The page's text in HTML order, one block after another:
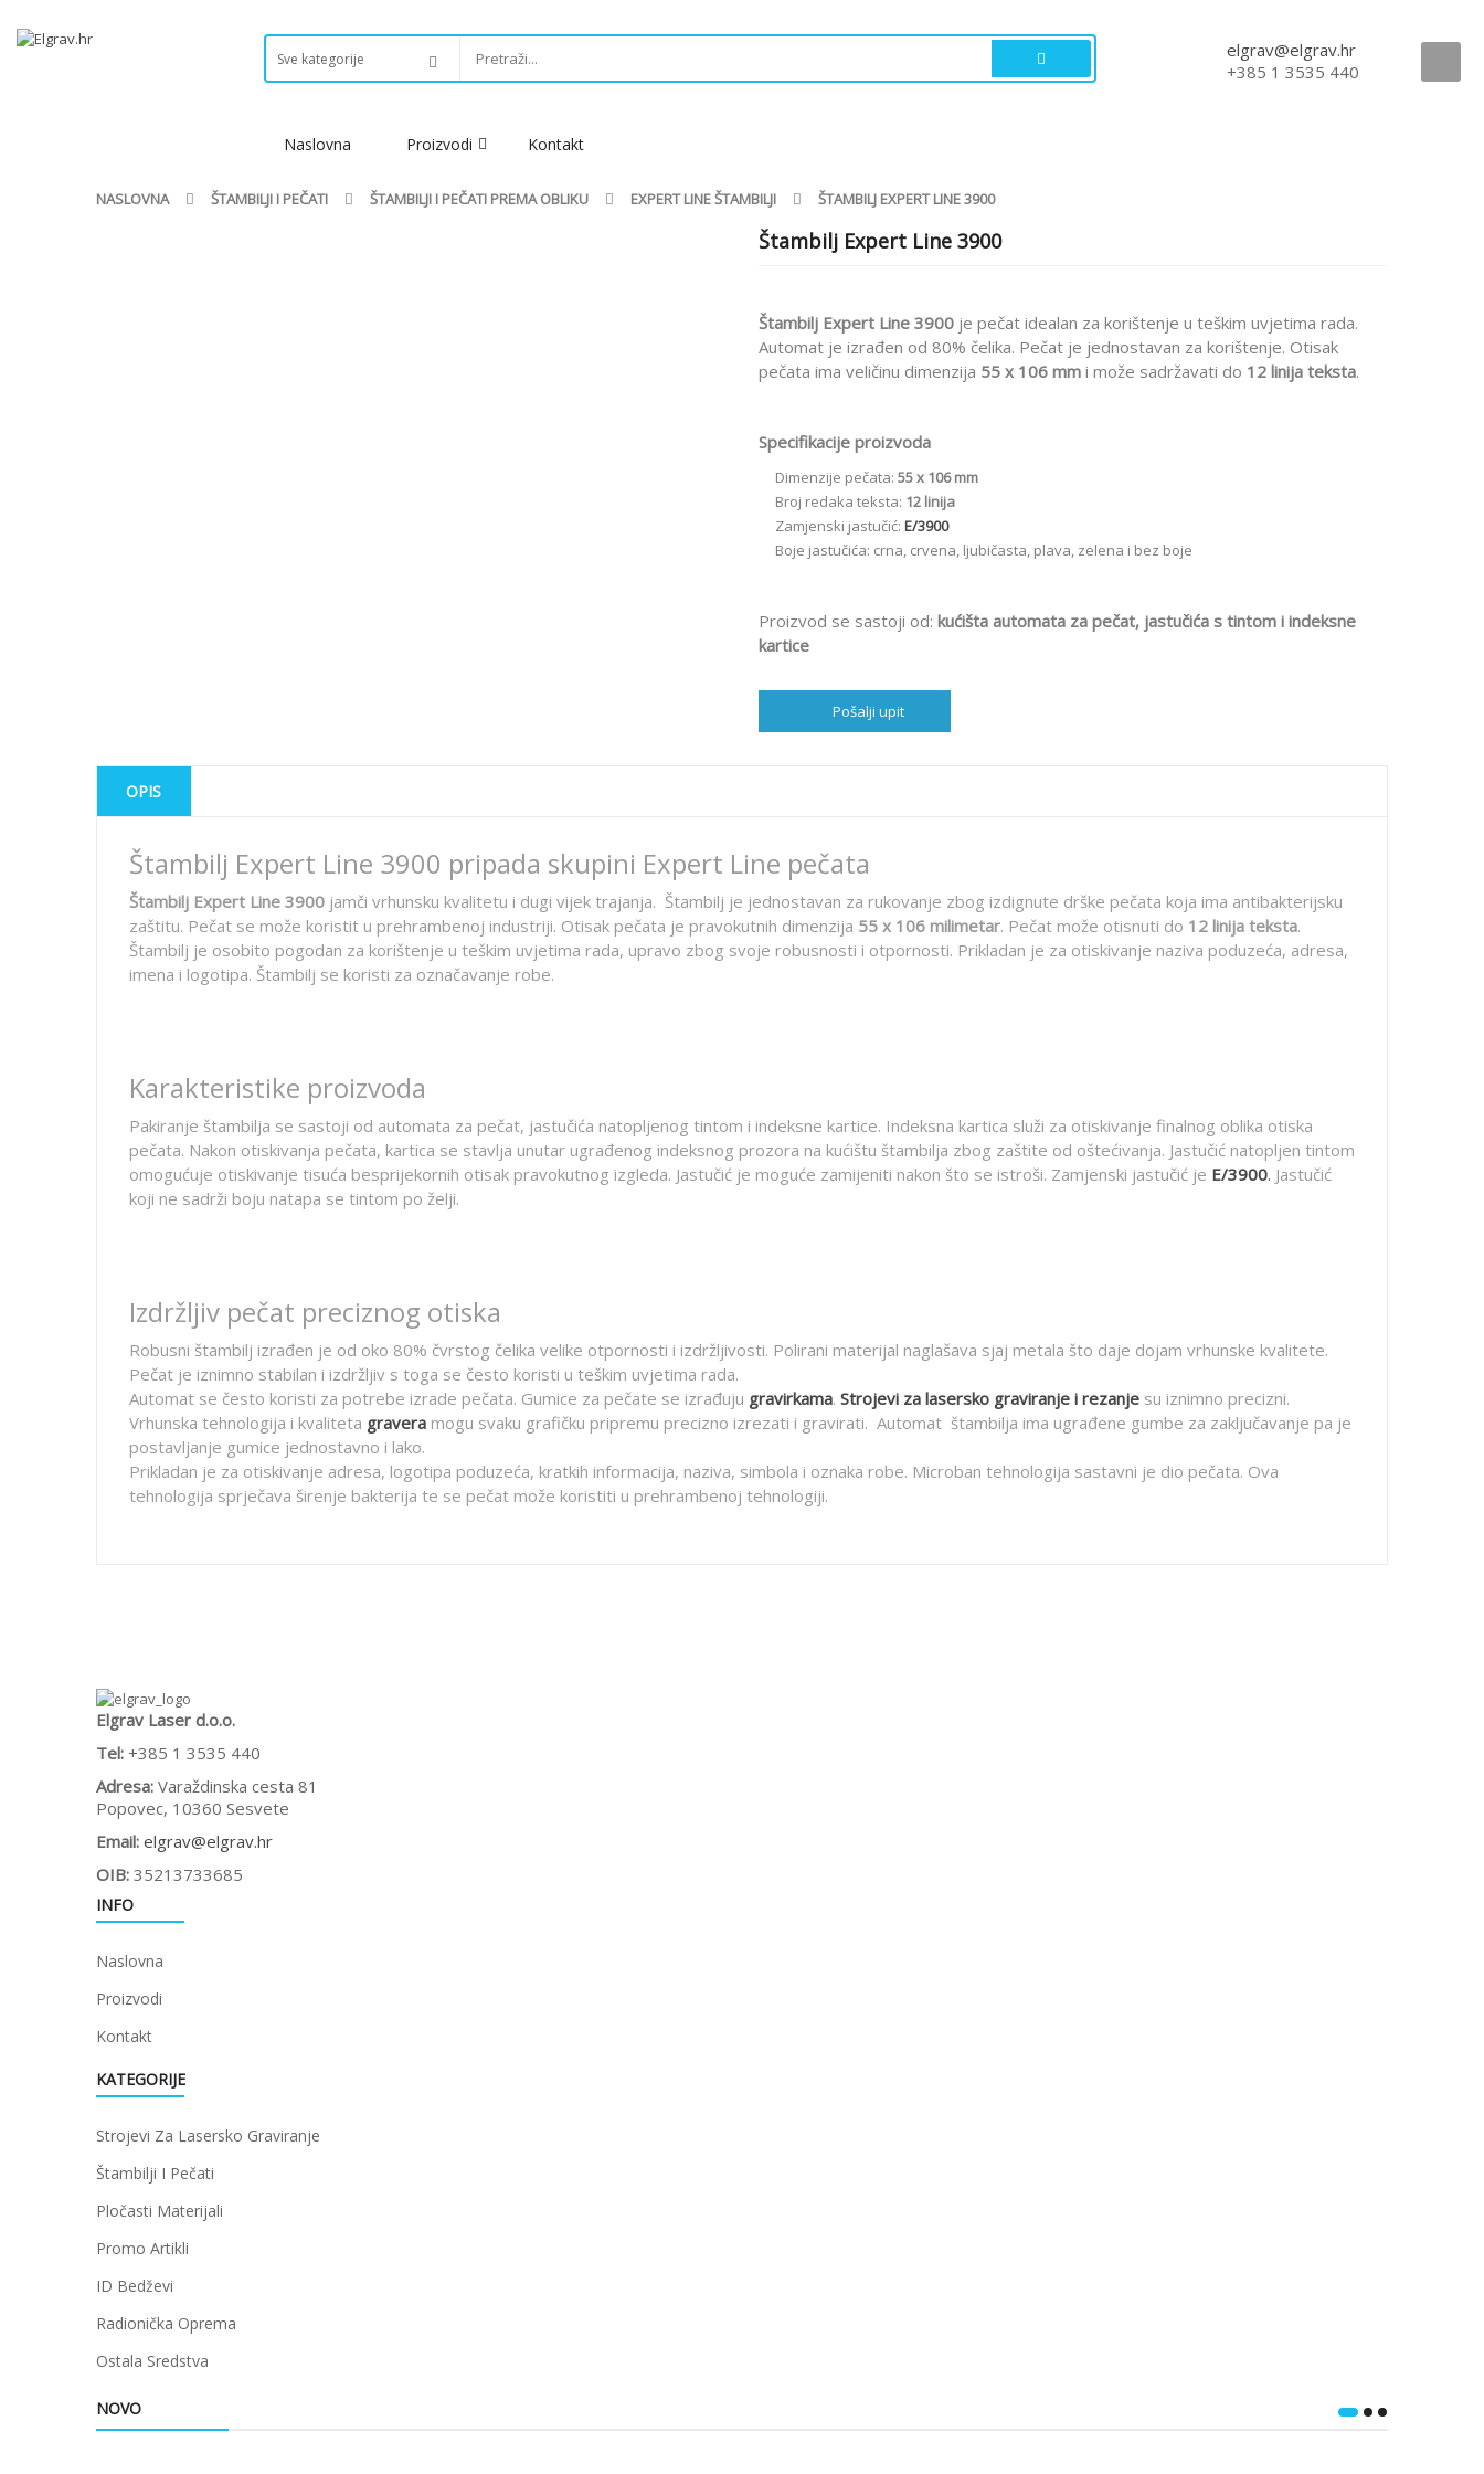
elgrav@elgrav.hr
+385 1 3535 440
Naslovna Proizvodi Kontakt
NASLOVNA ŠTAMBILJI I PEČATI ŠTAMBILJI I PEČATI PREMA OBLIKU EXPERT LINE ŠTAMBILJI ŠTAMBILJ EXPERT LINE 3900
Štambilj Expert Line 3900
Štambilj Expert Line 3900 je pečat idealan za korištenje u teškim uvjetima rada.
Automat je izrađen od 80% čelika. Pečat je jednostavan za korištenje. Otisak
pečata ima veličinu dimenzija 55 x 106 mm i može sadržavati do 12 linija teksta.
Specifikacije proizvoda
Dimenzije pečata: 55 x 106mm
Broj redaka teksta: 12 linija
Zamjenski jastučić: E/3900
Boje jastučića: crna, crvena, ljubičasta, plava, zelena i bez boje
Proizvod se sastoji od: kućišta automata za pečat, jastučića s tintom i indeksne
kartice
Pošalji upit
OPIS
Štambilj Expert Line 3900 pripada skupini Expert Line pečata
Štambilj Expert Line 3900 jamči vrhunsku kvalitetu i dugi vijek trajanja. Štambilj je jednostavan za rukovanje zbog izdignute drške pečata koja ima antibakterijsku
zaštitu. Pečat se može koristit u prehrambenoj industriji. Otisak pečata je pravokutnih dimenzija 55 x 106 milimetar. Pečat može otisnuti do 12 linija teksta.
Štambilj je osobito pogodan za korištenje u teškim uvjetima rada, upravo zbog svoje robusnosti i otpornosti. Prikladan je za otiskivanje naziva poduzeća, adresa,
imena i logotipa. Štambilj se koristi za označavanje robe.
Karakteristike proizvoda
Pakiranje štambilja se sastoji od automata za pečat, jastučića natopljenog tintom i indeksne kartice. Indeksna kartica služi za otiskivanje finalnog oblika otiska
pečata. Nakon otiskivanja pečata, kartica se stavlja unutar ugrađenog indeksnog prozora na kućištu štambilja zbog zaštite od oštećivanja. Jastučić natopljen tintom
omogućuje otiskivanje tisuća besprijekornih otisak pravokutnog izgleda. Jastučić je moguće zamijeniti nakon što se istroši. Zamjenski jastučić je E/3900. Jastučić
koji ne sadrži boju natapa se tintom po želji.
Izdržljiv pečat preciznog otiska
Robusni štambilj izrađen je od oko 80% čvrstog čelika velike otpornosti i izdržljivosti. Polirani materijal naglašava sjaj metala što daje dojam vrhunske kvalitete.
Pečat je iznimno stabilan i izdržljiv s toga se često koristi u teškim uvjetima rada.
Automat se često koristi za potrebe izrade pečata. Gumice za pečate se izrađuju gravirkama. Strojevi za lasersko graviranje i rezanje su iznimno precizni.
Vrhunska tehnologija i kvaliteta gravera mogu svaku grafičku pripremu precizno izrezati i gravirati. Automat štambilja ima ugrađene gumbe za zaključavanje pa je
postavljanje gumice jednostavno i lako.
Prikladan je za otiskivanje adresa, logotipa poduzeća, kratkih informacija, naziva, simbola i oznaka robe. Microban tehnologija sastavni je dio pečata. Ova
tehnologija sprječava širenje bakterija te se pečat može koristiti u prehrambenoj tehnologiji.
Elgrav Laser d.o.o.
Tel: +385 1 3535 440
Adresa: Varaždinska cesta 81
Popovec, 10360 Sesvete
Email: elgrav@elgrav.hr
OIB: 35213733685
INFO
Naslovna
Proizvodi
Kontakt
KATEGORIJE
Strojevi Za Lasersko Graviranje
Štambilji I Pečati
Pločasti Materijali
Promo Artikli
ID Bedževi
Radionička Oprema
Ostala Sredstva
NOVO